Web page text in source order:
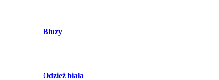
Bluzy
Odzież biała